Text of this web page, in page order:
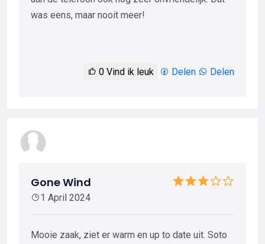
was eens, maar nooit meer!
0 Vind ik leuk Delen Delen
Gone Wind
1 April 2024
Mooie zaak, ziet er warm en up to date uit. Soto